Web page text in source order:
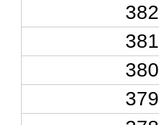
382
381
380
379